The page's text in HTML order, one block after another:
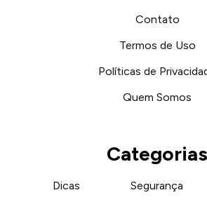
Contato
Termos de Uso
Políticas de
Quem Somos
Categorias
Dicas Segurança